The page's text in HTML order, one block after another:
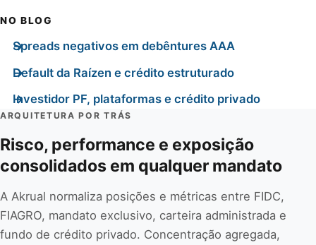
NO BLOG
Spreads negativos em debêntures AAA
Default da Raízen e crédito estruturado
Investidor PF, plataformas e crédito privado
ARQUITETURA POR TRÁS
Risco, performance e exposição
consolidados em qualquer mandato
A Akrual normaliza posições e métricas entre FIDC,
FIAGRO, mandato exclusivo, carteira administrada e
fundo de crédito privado. Concentração agregada,